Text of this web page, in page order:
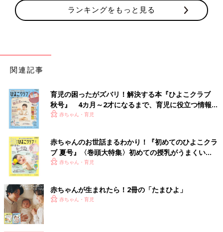
ランキングをもっと見る
関連記事
育児の困ったがズバリ！解決する本『ひよこクラブ
秋号』 4カ月～2才になるまで、育児に役立つ情報が
いっぱい！
赤ちゃん・育児
赤ちゃんのお世話まるわかり！『初めてのひよこクラ
ブ 夏号』〈巻頭大特集〉初めての授乳がうまくい
く！ おっぱい・ミルクの基本と夏のトラブル 解決テ
赤ちゃん・育児
赤ちゃんが生まれたら！2冊の「たまひよ」
赤ちゃん・育児